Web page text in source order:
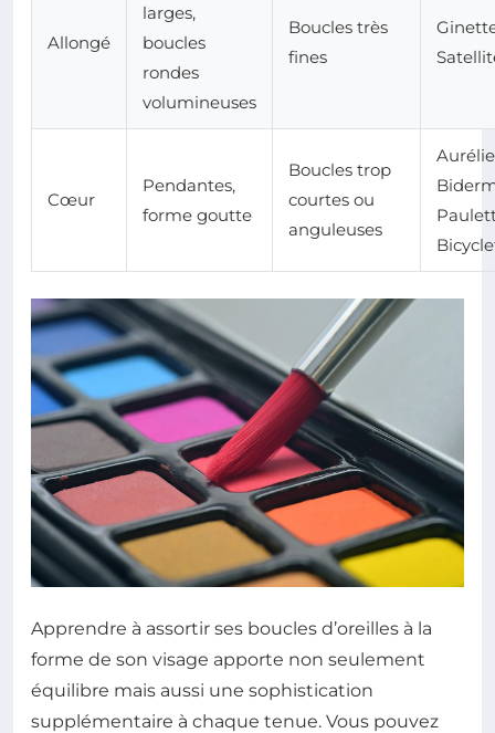
Allongé
larges,
boucles
rondes
volumineuses
Boucles très
fines
Cœur
Pendantes,
forme goutte
Boucles trop
courtes ou
anguleuses
Aurélie
Apprendre à assortir ses boucles d’oreilles à la
forme de son visage apporte non seulement
équilibre mais aussi une sophistication
supplémentaire à chaque tenue. Vous pouvez